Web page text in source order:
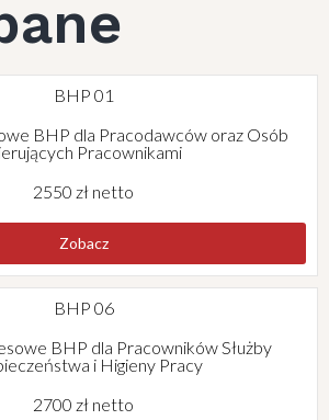
BHP 01
BHP dla Pracodawców oraz Osób
Pracownikami
2550 zł netto
Zobacz
BHP 06
BHP dla Pracowników Służby
i Higieny Pracy
2700 zł netto